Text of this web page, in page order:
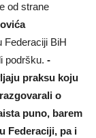
od strane
Federaciji BiH
podršku. -
praksu koju
o
puno, barem
Federaciji, pa i